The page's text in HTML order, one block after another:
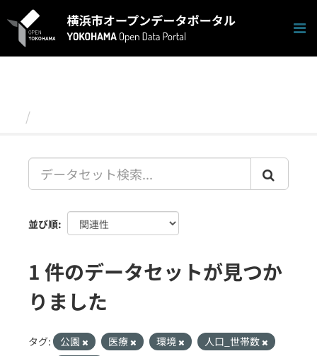
キ
並び順
1 件のデータセットが見つか
りました
タグ: 公園 医療 環境
人口_世帯数